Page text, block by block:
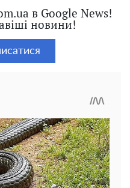
в Google News!
новини!